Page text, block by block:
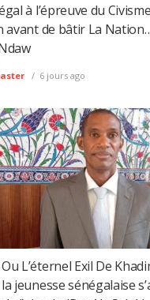
à l’épreuve du
avant de bâtir La
6 jours ago
L’éternel Exil De
jeunesse sénégalaise